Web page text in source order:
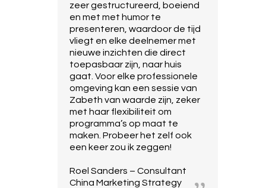
zeer gestructureerd, boeiend
en met met humor te
presenteren, waardoor de tijd
vliegt en elke deelnemer met
nieuwe inzichten die direct
toepasbaar zijn, naar huis
gaat. Voor elke professionele
omgeving kan een sessie van
Zabeth van waarde zijn, zeker
met haar flexibiliteit om
programma’s op maat te
maken. Probeer het zelf ook
een keer zou ik zeggen!
Roel Sanders – Consultant
China Marketing Strategy